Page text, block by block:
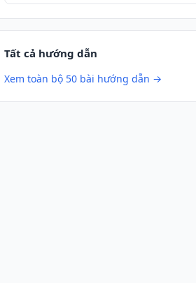
Tất cả hướng dẫn
Xem toàn bộ 50 bài hướng dẫn →